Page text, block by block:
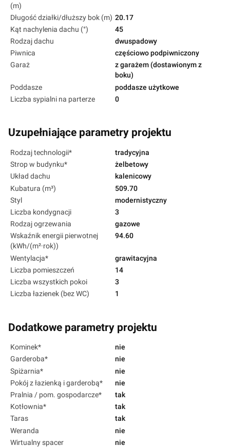
(m)
Długość działki/dłuższy bok (m) 20.17
Kąt nachylenia dachu (°)
45
Rodzaj dachu
dwuspadowy
Piwnica
częściowo podpiwniczony
Garaż
z garażem (dostawionym z
boku)
Poddasze
poddasze użytkowe
Liczba sypialni na parterze
0
Uzupełniające parametry projektu
Rodzaj technologii*
tradycyjna
Strop w budynku*
żelbetowy
Układ dachu
kalenicowy
Kubatura (m³)
509.70
Styl
modernistyczny
Liczba kondygnacji
3
Rodzaj ogrzewania
gazowe
Wskaźnik energii pierwotnej
(kWh/(m²·rok))
94.60
Wentylacja*
grawitacyjna
Liczba pomieszczeń
14
Liczba wszystkich pokoi
3
Liczba łazienek (bez WC)
1
Dodatkowe parametry projektu
Kominek*
nie
Garderoba*
nie
Spiżarnia*
nie
Pokój z łazienką i garderobą*
nie
Pralnia / pom. gospodarcze*
tak
Kotłownia*
tak
Taras
tak
Weranda
nie
Wirtualny spacer
nie